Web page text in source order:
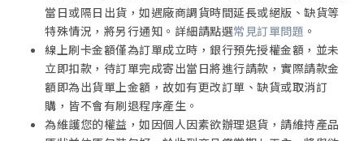
當日或隔日出貨，如遇廠商調貨時間延長或絕版、缺貨等
特殊情況，將另行通知。詳細請點選常見訂單問題 。
線上刷卡金額僅為訂單成立時，銀行預先授權金額，並未
立即扣款，待訂單完成寄出當日將進行請款，實際請款金
額即為出貨單上金額，故如有更改訂單、缺貨或取消訂
購，皆不會有刷退程序產生。
為維護您的權益，如因個人因素欲辦理退貨，請維持產品